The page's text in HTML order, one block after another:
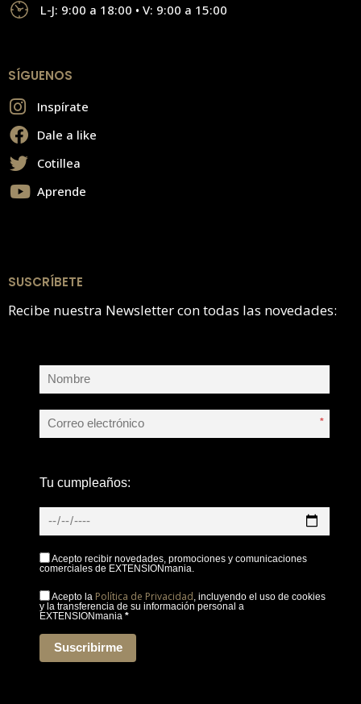
L-J: 9:00 a 18:00 • V: 9:00 a 15:00
SÍGUENOS
Inspírate
Dale a like
Cotillea
Aprende
SUSCRÍBETE
Recibe nuestra Newsletter con todas las novedades:
*
Tu cumpleaños:
Acepto recibir novedades, promociones y comunicaciones
comerciales de EXTENSIONmania.
Acepto la Política de Privacidad , incluyendo el uso de cookies
y la transferencia de su información personal a
EXTENSIONmania *
Suscribirme